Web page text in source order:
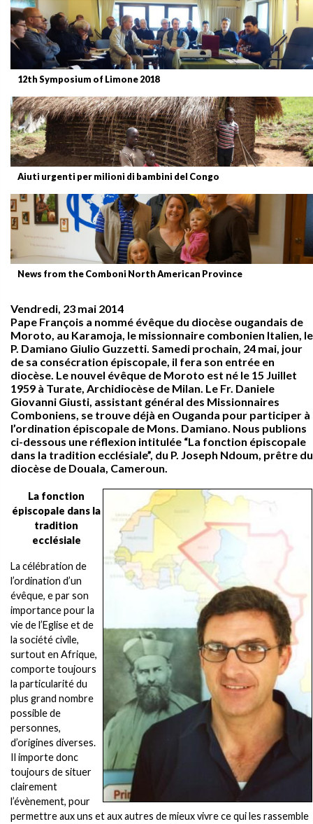
12th Symposium of Limone 2018
Aiuti urgenti per milioni di bambini del Congo
News from the Comboni North American Province
Vendredi, 23 mai 2014
Pape François a nommé évêque du diocèse ougandais de
Moroto, au Karamoja, le missionnaire combonien Italien, le
P. Damiano Giulio Guzzetti. Samedi prochain, 24 mai, jour
de sa consécration épiscopale, il fera son entrée en
diocèse. Le nouvel évêque de Moroto est né le 15 Juillet
1959 à Turate, Archidiocèse de Milan. Le Fr. Daniele
Giovanni Giusti, assistant général des Missionnaires
Comboniens, se trouve déjà en Ouganda pour participer à
l’ordination épiscopale de Mons. Damiano. Nous publions
ci-dessous une réflexion intitulée “La fonction épiscopale
dans la tradition ecclésiale”, du P. Joseph Ndoum, prêtre du
diocèse de Douala, Cameroun.
La fonction
épiscopale dans la
tradition
ecclésiale
La célébration de
l’ordination d’un
évêque, e par son
importance pour la
vie de l’Eglise et de
la société civile,
surtout en Afrique,
comporte toujours
la particularité du
plus grand nombre
possible de
personnes,
d’origines diverses.
Il importe donc
toujours de situer
clairement
l’évènement, pour
permettre aux uns et aux autres de mieux vivre ce qui les rassemble